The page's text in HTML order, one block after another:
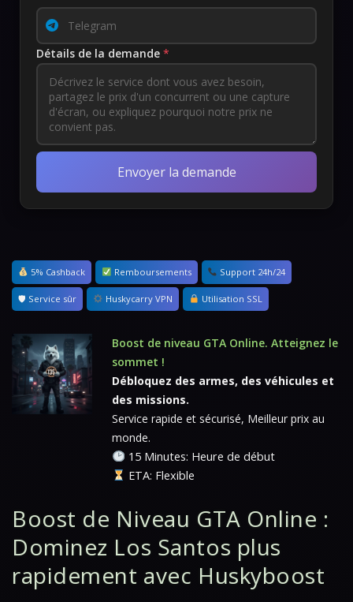
Détails de la demande *
Envoyer la demande
5% Cashback Remboursements Support 24h/24
🛡 Service sûr Huskycarry VPN Utilisation SSL
Boost de niveau GTA Online. Atteignez le
sommet !
Débloquez des armes, des véhicules et
des missions.
Service rapide et sécurisé, Meilleur prix au
monde.
15 Minutes: Heure de début
ETA: Flexible
Boost de Niveau GTA Online :
Dominez Los Santos plus
rapidement avec Huskyboost